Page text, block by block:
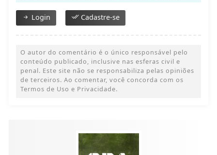
Login Cadastre-se
O autor do comentário é o único responsável pelo
conteúdo publicado, inclusive nas esferas civil e
penal. Este site não se responsabiliza pelas opiniões
de terceiros. Ao comentar, você concorda com os
Termos de Uso e Privacidade.